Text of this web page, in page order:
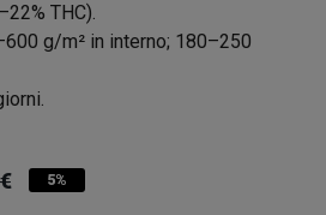
THC).
g/m² in interno; 180–250
5%